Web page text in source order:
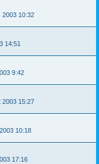
2003 10:32
14:51
9:42
2003 15:27
10:18
17:16